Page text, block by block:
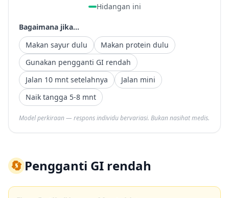
Hidangan ini
Bagaimana jika...
Makan sayur dulu
Makan protein dulu
Gunakan pengganti GI rendah
Jalan 10 mnt setelahnya
Jalan mini
Naik tangga 5-8 mnt
Model perkiraan — respons individu bervariasi. Bukan nasihat medis.
🔄Pengganti GI rendah